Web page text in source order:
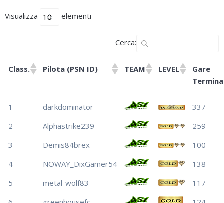
Visualizza elementi
Cerca:
Class. Pilota (PSN ID) TEAM LEVEL
Gare
1 darkdominator
337
2
Alphastrike239
259
3
Demis84brex
100
4
NOWAY_DixGamer54
138
5
metal-wolf83
117